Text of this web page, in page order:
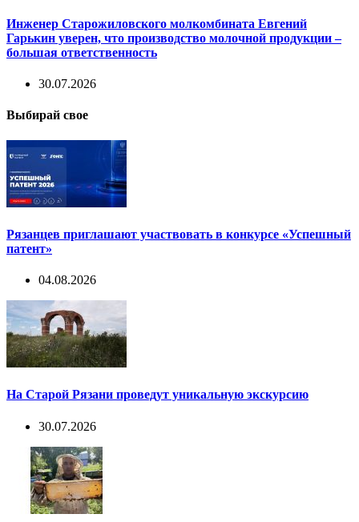
Инженер Старожиловского молкомбината Евгений
Гарькин уверен, что производство молочной продукции –
большая ответственность
30.07.2026
Выбирай свое
Рязанцев приглашают участвовать в конкурсе «Успешный
патент»
04.08.2026
На Старой Рязани проведут уникальную экскурсию
30.07.2026